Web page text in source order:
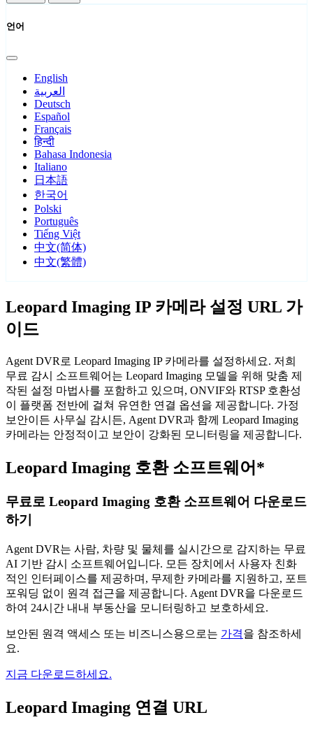
언어
English
العربية
Deutsch
Español
Français
हिन्दी
Bahasa Indonesia
Italiano
日本語
한국어
Polski
Português
Tiếng Việt
中文(简体)
中文(繁體)
Leopard Imaging IP 카메라 설정 URL 가
이드
Agent DVR로 Leopard Imaging IP 카메라를 설정하세요. 저희
무료 감시 소프트웨어는 Leopard Imaging 모델을 위해 맞춤 제
작된 설정 마법사를 포함하고 있으며, ONVIF와 RTSP 호환성
이 플랫폼 전반에 걸쳐 유연한 연결 옵션을 제공합니다. 가정
보안이든 사무실 감시든, Agent DVR과 함께 Leopard Imaging
카메라는 안정적이고 보안이 강화된 모니터링을 제공합니다.
Leopard Imaging 호환 소프트웨어*
무료로 Leopard Imaging 호환 소프트웨어 다운로드
하기
Agent DVR는 사람, 차량 및 물체를 실시간으로 감지하는 무료
AI 기반 감시 소프트웨어입니다. 모든 장치에서 사용자 친화
적인 인터페이스를 제공하며, 무제한 카메라를 지원하고, 포트
포워딩 없이 원격 접근을 제공합니다. Agent DVR을 다운로드
하여 24시간 내내 부동산을 모니터링하고 보호하세요.
보안된 원격 액세스 또는 비즈니스용으로는 가격을 참조하세
요.
지금 다운로드하세요.
Leopard Imaging 연결 URL